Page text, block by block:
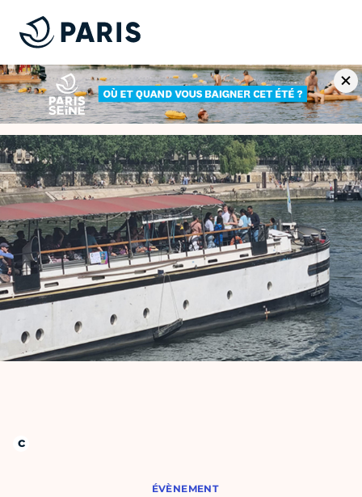
ÉVÈNEMENT